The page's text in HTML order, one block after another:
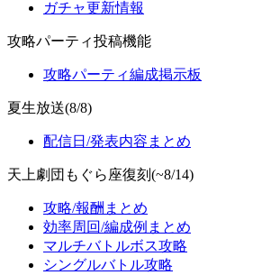
ガチャ更新情報
攻略パーティ投稿機能
攻略パーティ編成掲示板
夏生放送(8/8)
配信日/発表内容まとめ
天上劇団もぐら座復刻(~8/14)
攻略/報酬まとめ
効率周回/編成例まとめ
マルチバトルボス攻略
シングルバトル攻略